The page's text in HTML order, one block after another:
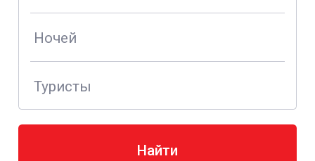
Ночей
Туристы
Найти